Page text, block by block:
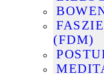
(FDM)